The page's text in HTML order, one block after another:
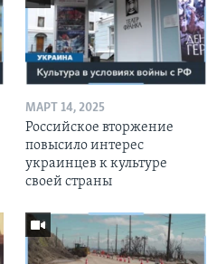
МАРТ 14, 2025
Российское вторжение
повысило интерес
украинцев к культуре
своей страны